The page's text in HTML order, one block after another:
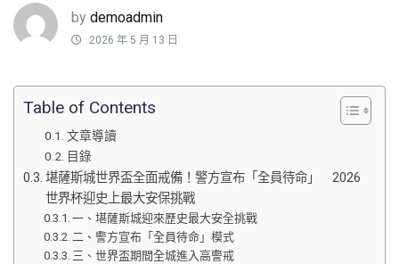
by demoadmin
2026 年 5 月 13 日
Table of Contents
文章導讀
目錄
堪薩斯城世界盃全面戒備！警方宣布「全員待命」 2026
世界杯迎史上最大安保挑戰
一、堪薩斯城迎來歷史最大安全挑戰
二、警方宣布「全員待命」模式
三、世界盃期間全城進入高警戒